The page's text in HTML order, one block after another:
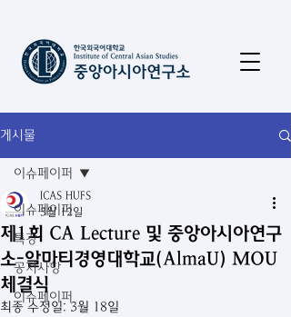
게시물
이슈페이퍼
특강
공지사항
이슈페이퍼
이슈페이퍼
제1회 CA Lecture 및 중앙아시아연구
소-알마티경영대학교(AlmaU) MOU
체결식
ICAS HUFS
3월 12일
최종 수정일: 3월 18일